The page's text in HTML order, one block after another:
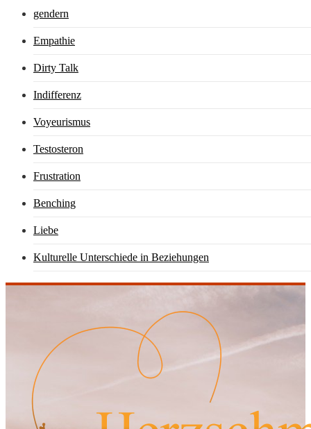
gendern
Empathie
Dirty Talk
Indifferenz
Voyeurismus
Testosteron
Frustration
Benching
Liebe
Kulturelle Unterschiede in Beziehungen